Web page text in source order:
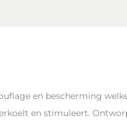
en bescherming
en stimuleert.